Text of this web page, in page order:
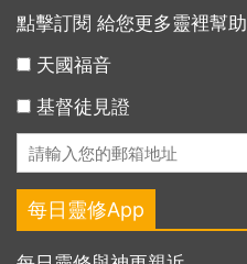
點擊訂閱 給您更多靈裡幫助
天國福音
基督徒見證
每日靈修App